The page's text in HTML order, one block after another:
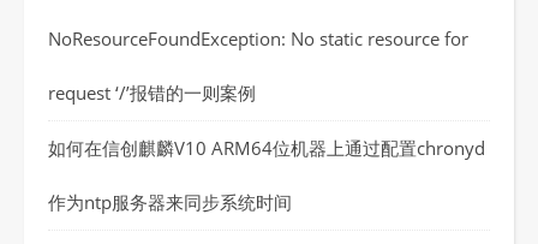
NoResourceFoundException: No static resource for
request ‘/’报错的一则案例
如何在信创麒麟V10 ARM64位机器上通过配置chronyd
作为ntp服务器来同步系统时间